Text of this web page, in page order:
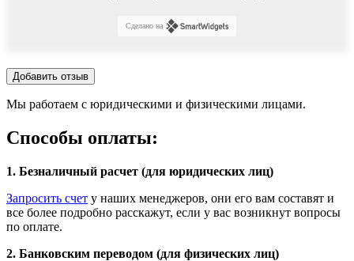
Сделано на
Добавить отзыв
Мы работаем с юридическими и физическими лицами.
Способы оплаты:
1. Безналичный расчет (для юридических лиц)
Запросить счет у наших менеджеров, они его вам составят и
все более подробно расскажут, если у вас возникнут вопросы
по оплате.
2. Банковским переводом (для физических лиц)